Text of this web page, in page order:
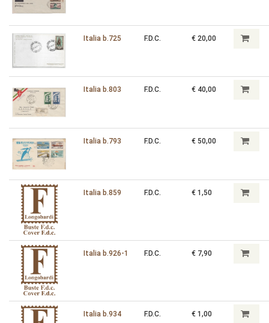
Italia b.725 F.D.C. € 20,00
Italia b.803 F.D.C. € 40,00
Italia b.793 F.D.C. € 50,00
Italia b.859 F.D.C. € 1,50
Italia b.926-1 F.D.C. € 7,90
Italia b.934 F.D.C. € 1,00